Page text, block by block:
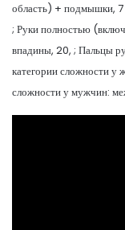
область) + подмышки,
; Руки полностью
впадины, 20, ; Пальцы
категории сложности у
сложности у мужчин: